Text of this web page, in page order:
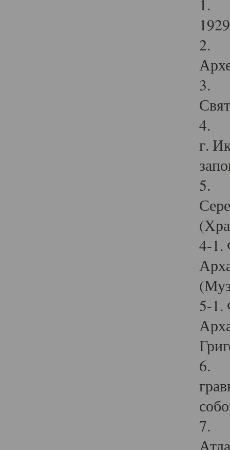
1.
2.
3.
4.
г.
5.
4-1.
5-1.
6.
7.